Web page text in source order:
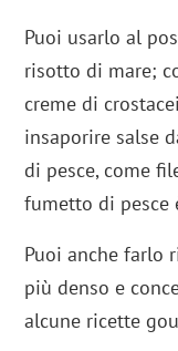
Puoi usarlo al
risotto di mare;
creme di
insaporire salse
di pesce, come
fumetto di pesce
Puoi anche farlo
più denso e
alcune ricette